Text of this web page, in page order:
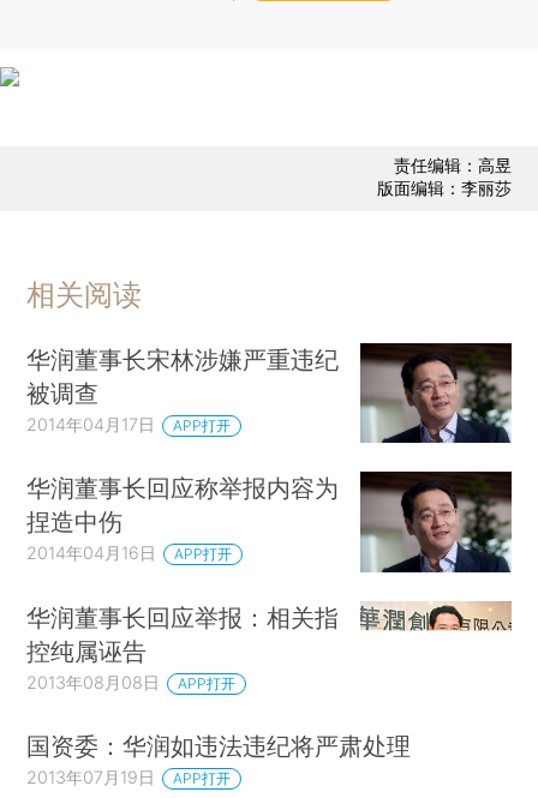
责任编辑：高昱
版面编辑：李丽莎
相关阅读
华润董事长宋林涉嫌严重违纪
被调查
2014年04月17日 APP打开
华润董事长回应称举报内容为
捏造中伤
2014年04月16日 APP打开
华润董事长回应举报：相关指
控纯属诬告
2013年08月08日 APP打开
国资委：华润如违法违纪将严肃处理
2013年07月19日 APP打开